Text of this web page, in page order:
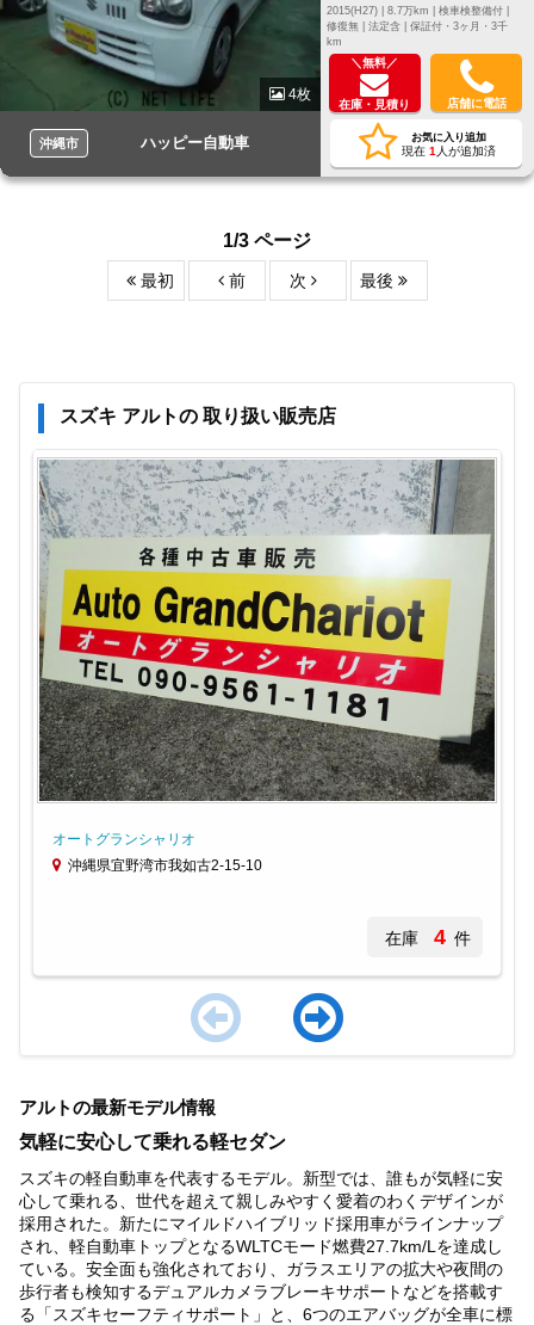
4枚
沖縄市 ハッピー自動車
2015(H27) | 8.7万km |
検車検整備付 |
修復無 | 法定含 | 保証付・3ヶ月・3千
km
＼無料／
在庫・見積り 店舗に電話
お気に入り追加
現在 1 人が追加済
1/3 ページ
最初 前 次 最後
スズキ アルトの 取り扱い販売店
オートグランシャリオ
沖縄県宜野湾市我如古2-15-10
在庫 4 件
of
4
アルトの最新モデル情報
気軽に安心して乗れる軽セダン
スズキの軽自動車を代表するモデル。新型では、誰もが気軽に安
心して乗れる、世代を超えて親しみやすく愛着のわくデザインが
採用された。新たにマイルドハイブリッド採用車がラインナップ
され、軽自動車トップとなるWLTCモード燃費27.7km/Lを達成し
ている。安全面も強化されており、ガラスエリアの拡大や夜間の
歩行者も検知するデュアルカメラブレーキサポートなどを搭載す
る「スズキセーフティサポート」と、6つのエアバッグが全車に標